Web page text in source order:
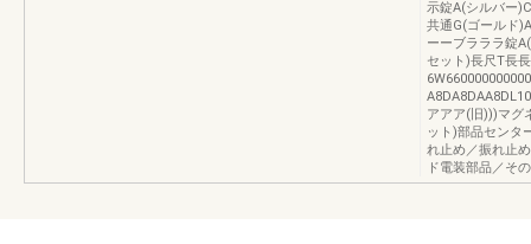
示錠A(シルバー
共通G(ゴールド
ーーブラララ錠
セット)長尺T長
アアア(旧)))マグ
ット)部品センタ
れ止め／振れ止
ド電装部品／そ